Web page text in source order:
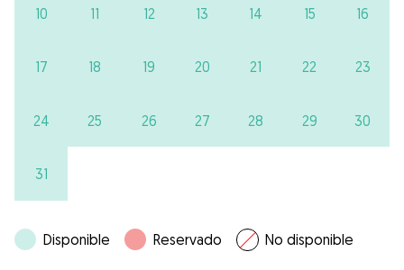
10 11 12 13 14 15 16
17 18 19 20 21 22 23
24 25 26 27 28 29 30
31
Disponible Reservado No disponible